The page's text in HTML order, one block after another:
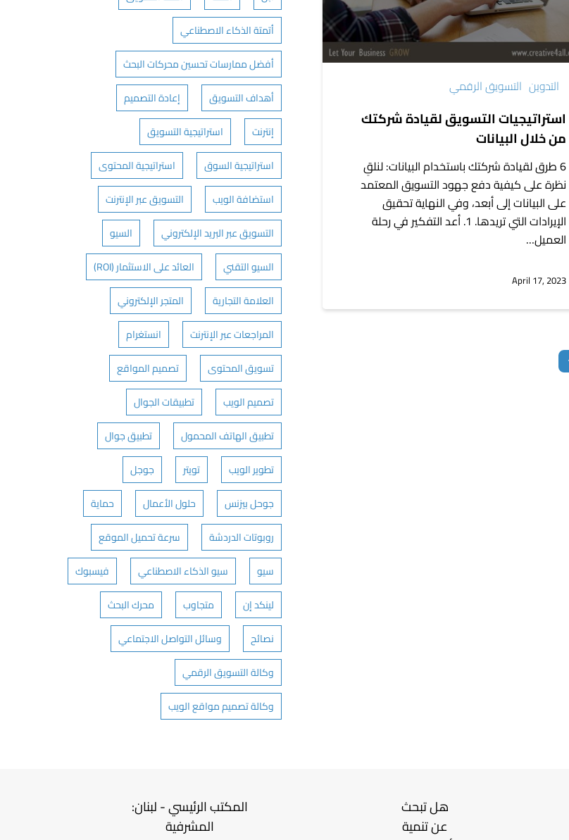
التدوين التسويق الرقمي
استراتيجيات التسويق لقيادة شركتك
من خلال البيانات
6 طرق لقيادة شركتك باستخدام البيانات: لنلقِ
نظرة على كيفية دفع جهود التسويق المعتمد
على البيانات إلى أبعد، وفي النهاية تحقيق
الإيرادات التي تريدها. 1. أعد التفكير في رحلة
العميل…
April 17, 2023
أتمتة الذكاء الاصطناعي
أفضل ممارسات تحسين محركات البحث
أهداف التسويق
إعادة التصميم
إنترنت
استراتيجية التسويق
استراتيجية السوق
استراتيجية المحتوى
استضافة الويب
التسويق عبر الإنترنت
التسويق عبر البريد الإلكتروني
السيو
السيو التقني
العائد على الاستثمار (ROI)
العلامة التجارية
المتجر الإلكتروني
المراجعات عبر الإنترنت
انستغرام
تسويق المحتوى
تصميم المواقع
تصميم الويب
تطبيقات الجوال
تطبيق الهاتف المحمول
تطبيق جوال
تطوير الويب
تويتر
جوجل
جوحل بيزنس
حلول الأعمال
حماية
روبوتات الدردشة
سرعة تحميل الموقع
سيو
سيو الذكاء الاصطناعي
فيسبوك
لينكد إن
متجاوب
محرك البحث
نصائح
وسائل التواصل الاجتماعي
وكالة التسويق الرقمي
وكالة تصميم مواقع الويب
هل تبحث
عن تنمية
المكتب الرئيسي - لبنان:
المشرفية